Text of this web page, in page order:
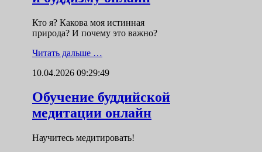
Кто я? Какова моя истинная
природа? И почему это важно?
Читать дальше …
10.04.2026 09:29:49
Обучение буддийской
медитации онлайн
Научитесь медитировать!